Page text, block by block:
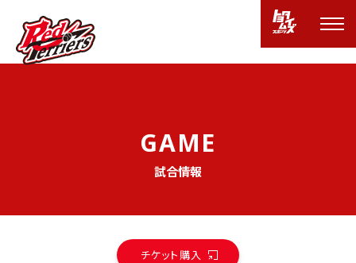
GAME
試合情報
チケット購入